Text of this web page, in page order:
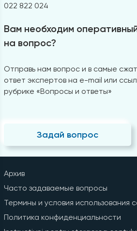
022 822 024
Вам необходим
на вопрос?
Отправь нам вопрос и в самые
ответ экспертов на e-mail или
рубрике «Вопросы и ответы»
Задай вопрос
Архив
Часто задаваемые вопросы
Термины и условия использования
Политика конфиденциальности